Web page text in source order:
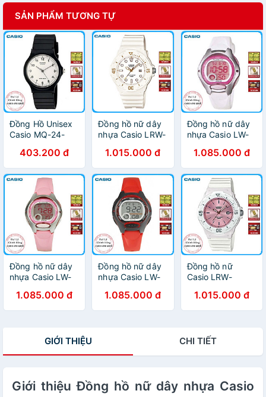
SẢN PHẨM TƯƠNG TỰ
Đồng Hồ Unisex
Casio MQ-24-
403.200 đ
Đồng hồ nữ dây
nhựa Casio LRW-
1.015.000 đ
Đồng hồ nữ dây
nhựa Casio LW-
1.085.000 đ
Đồng hồ nữ dây
nhựa Casio LW-
1.085.000 đ
Đồng hồ nữ dây
nhựa Casio LW-
1.085.000 đ
Đồng hồ nữ
Casio LRW-
dây nhựa
1.015.000 đ
GIỚI THIỆU CHI TIẾT
Giới thiệu Đồng hồ nữ dây nhựa Casio